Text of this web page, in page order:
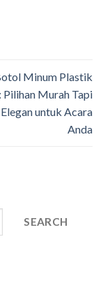
Minum Plastik
Pilihan Murah Tapi
untuk Acara
Anda
SEARCH